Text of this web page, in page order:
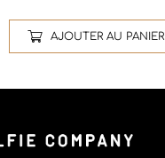
AJOUTER AU PANIER